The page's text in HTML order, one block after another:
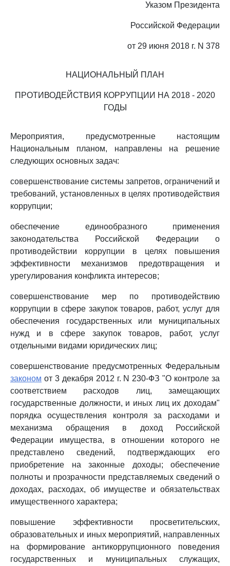
Указом Президента
Российской Федерации
от 29 июня 2018 г. N 378
НАЦИОНАЛЬНЫЙ ПЛАН
ПРОТИВОДЕЙСТВИЯ КОРРУПЦИИ НА 2018 - 2020
ГОДЫ
Мероприятия, предусмотренные настоящим
Национальным планом, направлены на решение
следующих основных задач:
совершенствование системы запретов, ограничений и
требований, установленных в целях противодействия
коррупции;
обеспечение единообразного применения
законодательства Российской Федерации о
противодействии коррупции в целях повышения
эффективности механизмов предотвращения и
урегулирования конфликта интересов;
совершенствование мер по противодействию
коррупции в сфере закупок товаров, работ, услуг для
обеспечения государственных или муниципальных
нужд и в сфере закупок товаров, работ, услуг
отдельными видами юридических лиц;
совершенствование предусмотренных Федеральным
законом от 3 декабря 2012 г. N 230-ФЗ "О контроле за
соответствием расходов лиц, замещающих
государственные должности, и иных лиц их доходам"
порядка осуществления контроля за расходами и
механизма обращения в доход Российской
Федерации имущества, в отношении которого не
представлено сведений, подтверждающих его
приобретение на законные доходы; обеспечение
полноты и прозрачности представляемых сведений о
доходах, расходах, об имуществе и обязательствах
имущественного характера;
повышение эффективности просветительских,
образовательных и иных мероприятий, направленных
на формирование антикоррупционного поведения
государственных и муниципальных служащих,